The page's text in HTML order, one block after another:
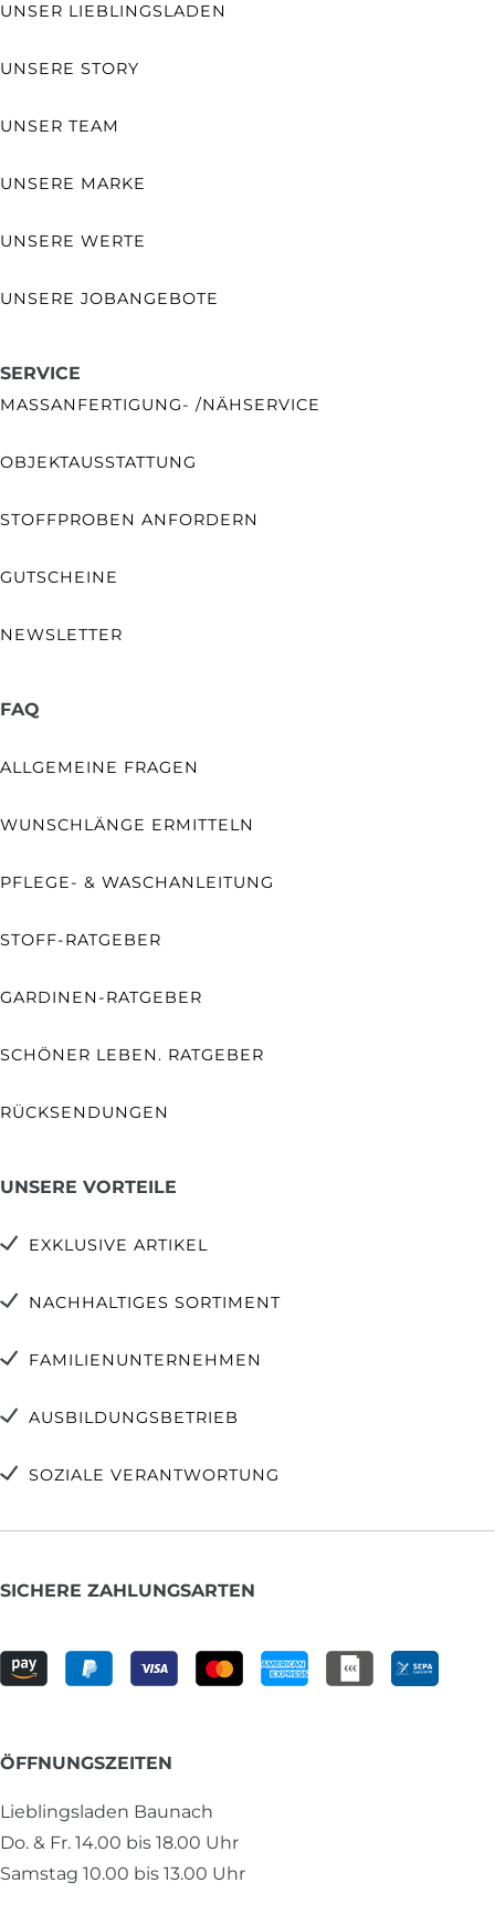
UNSER LIEBLINGSLADEN
UNSERE STORY
UNSER TEAM
UNSERE MARKE
UNSERE WERTE
UNSERE JOBANGEBOTE
SERVICE
MASSANFERTIGUNG- /NÄHSERVICE
OBJEKTAUSSTATTUNG
STOFFPROBEN ANFORDERN
GUTSCHEINE
NEWSLETTER
FAQ
ALLGEMEINE FRAGEN
WUNSCHLÄNGE ERMITTELN
PFLEGE- & WASCHANLEITUNG
STOFF-RATGEBER
GARDINEN-RATGEBER
SCHÖNER LEBEN. RATGEBER
RÜCKSENDUNGEN
UNSERE VORTEILE
EXKLUSIVE ARTIKEL
NACHHALTIGES SORTIMENT
FAMILIENUNTERNEHMEN
AUSBILDUNGSBETRIEB
SOZIALE VERANTWORTUNG
SICHERE ZAHLUNGSARTEN
ÖFFNUNGSZEITEN
Lieblingsladen Baunach
Do. & Fr. 14.00 bis 18.00 Uhr
Samstag 10.00 bis 13.00 Uhr